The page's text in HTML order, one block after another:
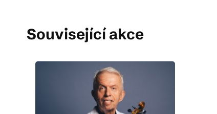
Související akce